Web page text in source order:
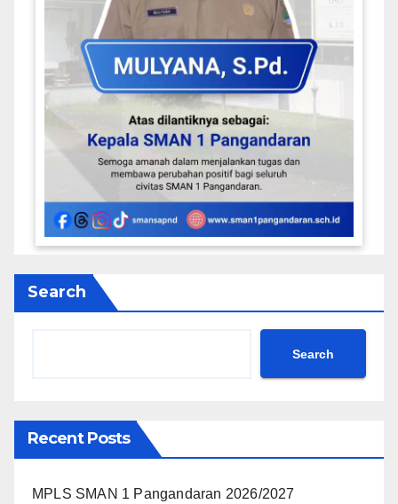
Search
Search
Recent Posts
MPLS SMAN 1 Pangandaran 2026/2027